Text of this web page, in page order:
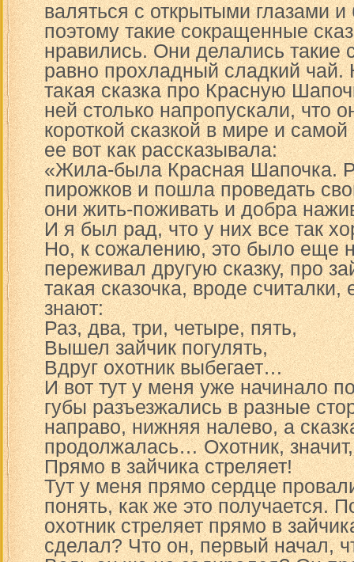
валяться с открытыми глазами
поэтому такие сокращенные
нравились. Они делались такие
равно прохладный сладкий чай.
такая сказка про Красную
ней столько напропускали, что
короткой сказкой в мире и
ее вот как рассказывала:
«Жила-была Красная Шапочка.
пирожков и пошла проведать
они жить-поживать и добра
И я был рад, что у них все так
Но, к сожалению, это было еще
переживал другую сказку, про
такая сказочка, вроде считалки,
знают:
Раз, два, три, четыре, пять,
Вышел зайчик погулять,
Вдруг охотник выбегает…
И вот тут у меня уже начинало
губы разъезжались в разные
направо, нижняя налево, а
продолжалась… Охотник,
Прямо в зайчика стреляет!
Тут у меня прямо сердце
понять, как же это получается.
охотник стреляет прямо в
сделал? Что он, первый начал,